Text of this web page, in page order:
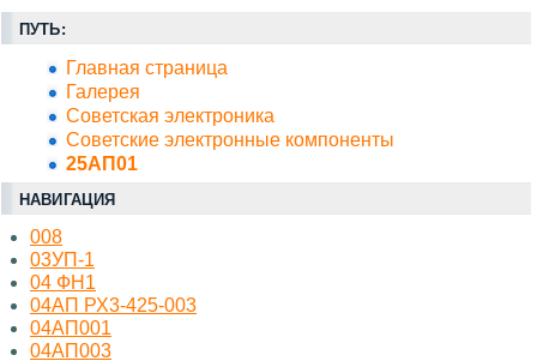
ПУТЬ:
Главная страница
Галерея
Советская электроника
Советские электронные компоненты
25АП01
НАВИГАЦИЯ
008
03УП-1
04 ФН1
04АП РХ3-425-003
04АП001
04АП003